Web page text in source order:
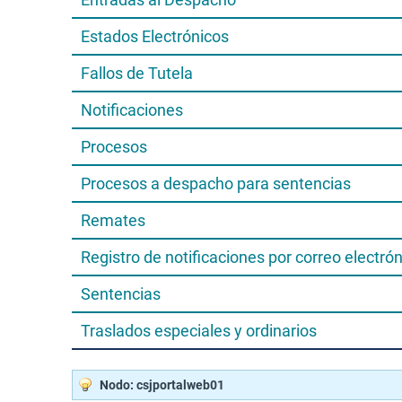
Estados Electrónicos
Fallos de Tutela
Notificaciones
Procesos
Procesos a despacho para sentencias
Remates
Registro de notificaciones por correo
Sentencias
Traslados especiales y ordinarios
Nodo: csjportalweb01